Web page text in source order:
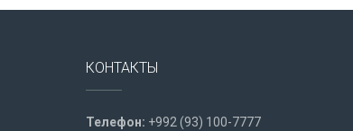
КОНТАКТЫ
Телефон: +992 (93) 100-7777